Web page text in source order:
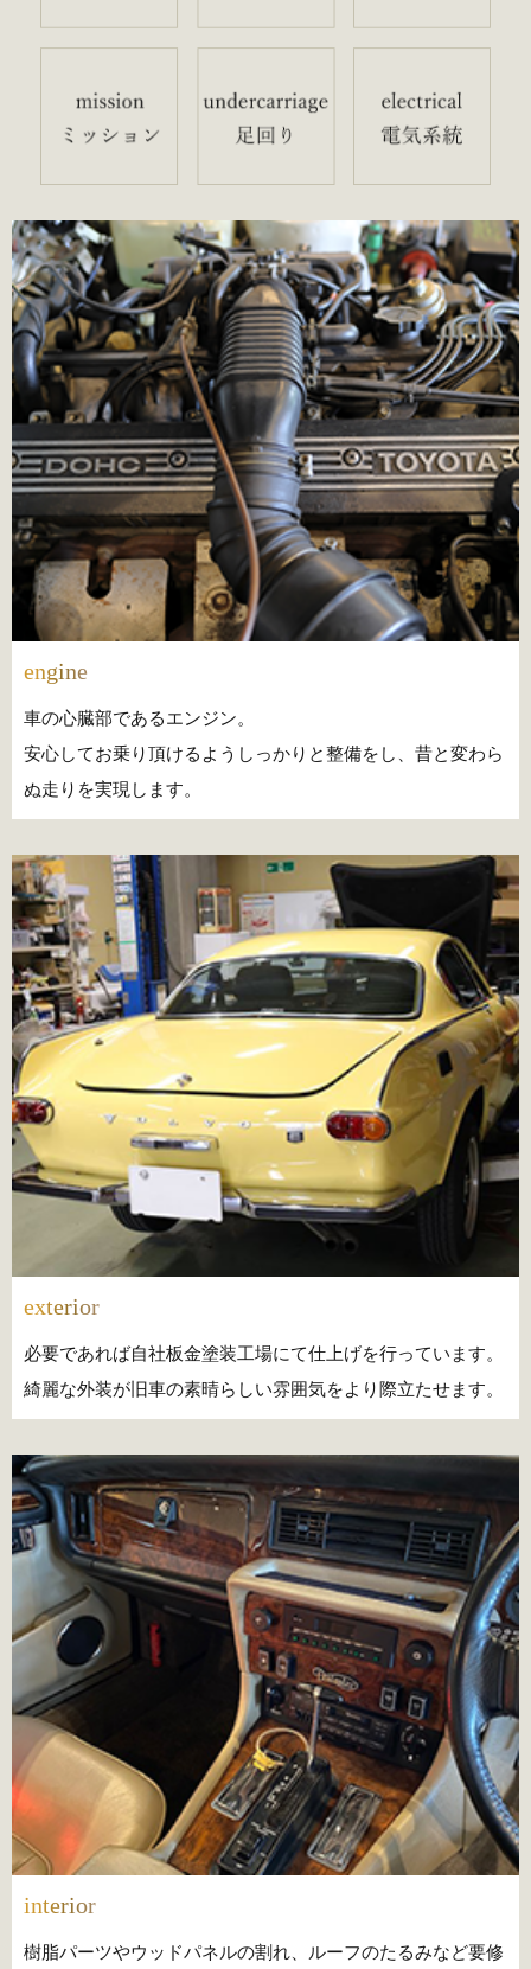
engine
車の心臓部であるエンジン。
安心してお乗り頂けるようしっかりと整備をし、昔と変わら
ぬ走りを実現します。
exterior
必要であれば自社板金塗装工場にて仕上げを行っています。
綺麗な外装が旧車の素晴らしい雰囲気をより際立たせます。
interior
樹脂パーツやウッドパネルの割れ、ルーフのたるみなど要修